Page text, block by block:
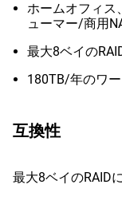
ホームオフィス
ューマー/商用
最大8ベイの
180TB/年のワ
互換性
最大8ベイのRAID